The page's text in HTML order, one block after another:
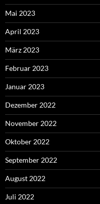
Mai 2023
April 2023
März 2023
Februar 2023
Januar 2023
Dezember 2022
November 2022
Oktober 2022
September 2022
August 2022
Juli 2022